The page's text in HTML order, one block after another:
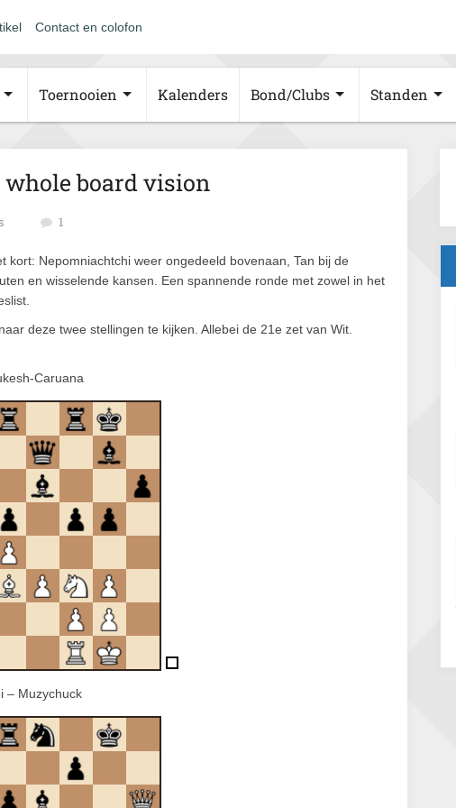
Contact en colofon
Toernooien Kalenders Bond/Clubs Standen
board vision
1
Nepomniachtchi weer ongedeeld bovenaan, Tan bij de
en wisselende kansen. Een spannende ronde met zowel in het
deze twee stellingen te kijken. Allebei de 21e zet van Wit.
Caruana
– Muzychuck